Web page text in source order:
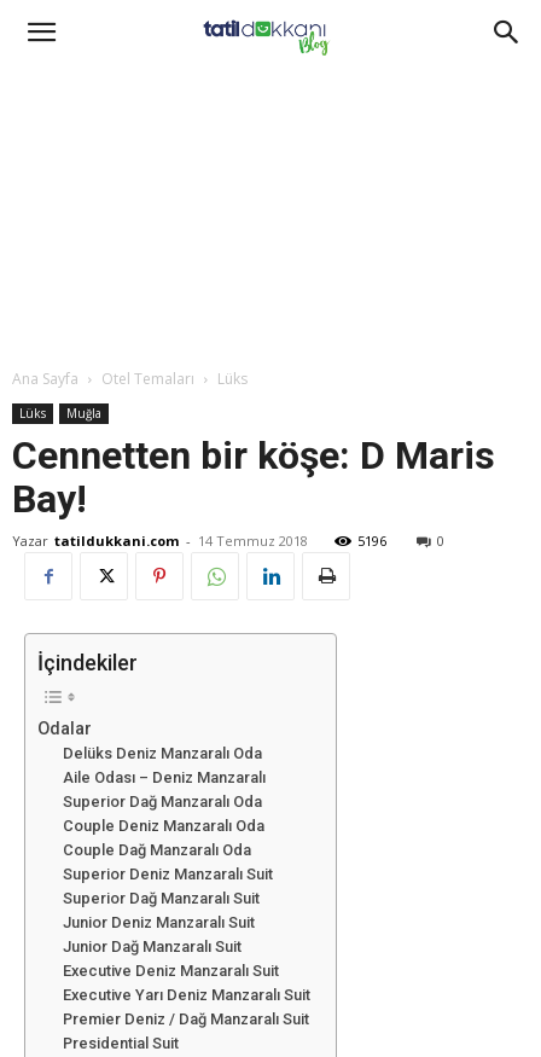
Ana Sayfa Otel Temaları Lüks
Lüks Muğla
Cennetten bir köşe: D Maris
Bay!
Yazar tatildukkani.com - 14 Temmuz 2018 5196 0
İçindekiler
Odalar
Delüks Deniz Manzaralı Oda
Aile Odası – Deniz Manzaralı
Superior Dağ Manzaralı Oda
Couple Deniz Manzaralı Oda
Couple Dağ Manzaralı Oda
Superior Deniz Manzaralı Suit
Superior Dağ Manzaralı Suit
Junior Deniz Manzaralı Suit
Junior Dağ Manzaralı Suit
Executive Deniz Manzaralı Suit
Executive Yarı Deniz Manzaralı Suit
Premier Deniz / Dağ Manzaralı Suit
Presidential Suit